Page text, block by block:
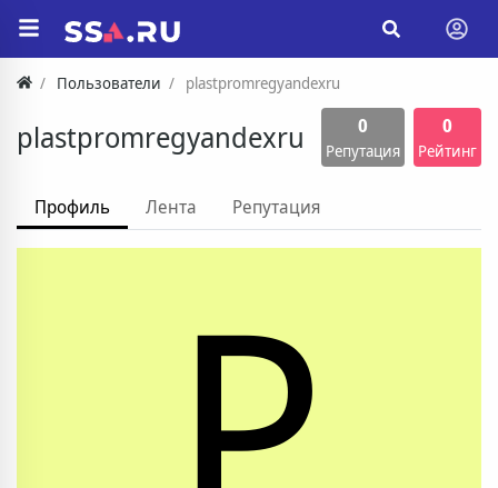
Пользователи plastpromregyandexru
plastpromregyandexru 0
Репутация
0
Рейтинг
Профиль Лента Репутация